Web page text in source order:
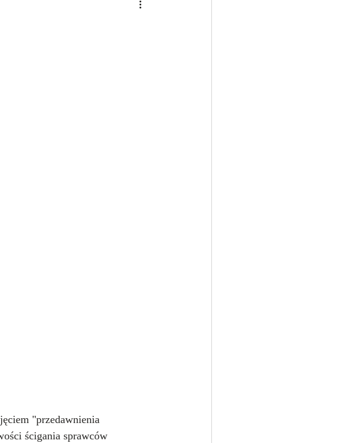
"przedawnienia
ścigania sprawców